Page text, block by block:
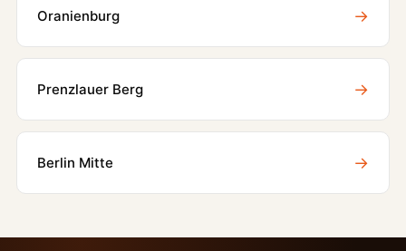
Oranienburg →
Prenzlauer Berg →
Berlin Mitte →